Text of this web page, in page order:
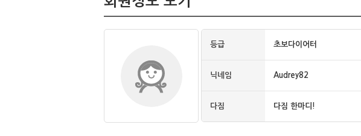
등급 초보다이어터
닉네임 Audrey82
다짐 다짐 한마디!